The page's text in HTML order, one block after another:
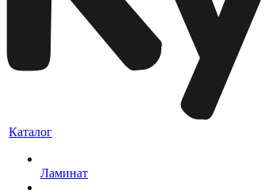
Каталог
Ламинат